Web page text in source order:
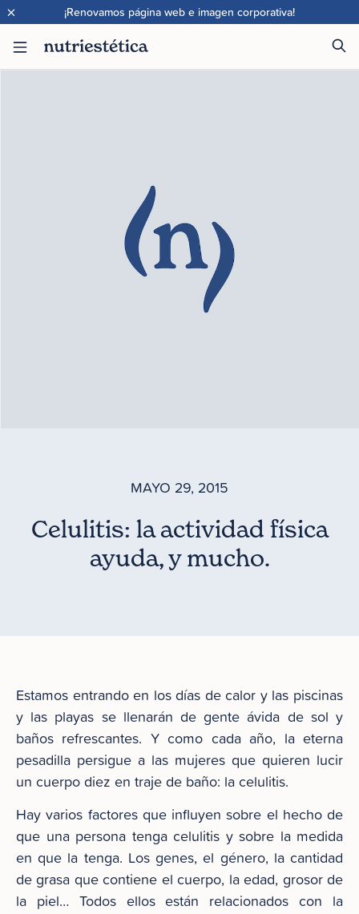
¡Renovamos página web e imagen corporativa!
×
MAYO 29, 2015
Celulitis: la actividad física
ayuda, y mucho.
Estamos entrando en los días de calor y las piscinas
y las playas se llenarán de gente ávida de sol y
baños refrescantes. Y como cada año, la eterna
pesadilla persigue a las mujeres que quieren lucir
un cuerpo diez en traje de baño: la celulitis.
Hay varios factores que influyen sobre el hecho de
que una persona tenga celulitis y sobre la medida
en que la tenga. Los genes, el género, la cantidad
de grasa que contiene el cuerpo, la edad, grosor de
la piel… Todos ellos están relacionados con la